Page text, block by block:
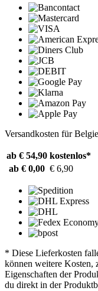
Versandkosten für
ab € 54,90 kostenlos*
ab € 0,00 € 6,90
* Diese Lieferkosten
können weitere Kosten,
Eigenschaften der
du direkt in der